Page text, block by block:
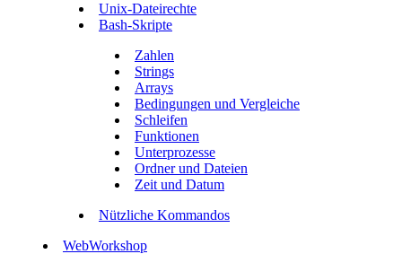
Unix-Dateirechte
Bash-Skripte
Zahlen
Strings
Arrays
Bedingungen und Vergleiche
Schleifen
Funktionen
Unterprozesse
Ordner und Dateien
Zeit und Datum
Nützliche Kommandos
WebWorkshop